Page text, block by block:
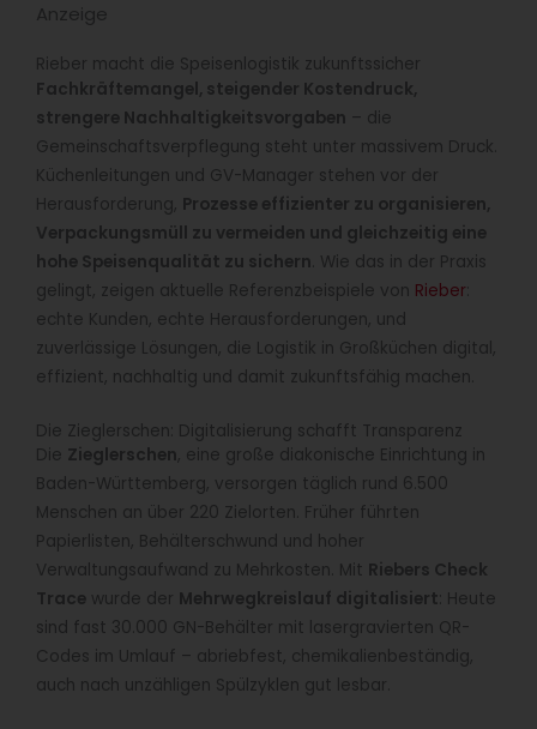
Anzeige
Rieber macht die Speisenlogistik zukunftssicher
Fachkräftemangel, steigender Kostendruck,
strengere Nachhaltigkeitsvorgaben – die
Gemeinschaftsverpflegung steht unter massivem Druck.
Küchenleitungen und GV-Manager stehen vor der
Herausforderung, Prozesse effizienter zu organisieren,
Verpackungsmüll zu vermeiden und gleichzeitig eine
hohe Speisenqualität zu sichern . Wie das in der Praxis
gelingt, zeigen aktuelle Referenzbeispiele von Rieber
echte Kunden, echte Herausforderungen, und
zuverlässige Lösungen, die Logistik in Großküchen digital,
effizient, nachhaltig und damit zukunftsfähig machen.
Die Zieglerschen: Digitalisierung schafft Transparenz
Die Zieglerschen, eine große diakonische Einrichtung in
Baden-Württemberg, versorgen täglich rund 6.500
Menschen an über 220 Zielorten. Früher führten
Papierlisten, Behälterschwund und hoher
Verwaltungsaufwand zu Mehrkosten. Mit Riebers Check
Trace wurde der Mehrwegkreislauf digitalisiert : Heute
sind fast 30.000 GN-Behälter mit lasergravierten QR-
Codes im Umlauf – abriebfest, chemikalienbeständig,
auch nach unzähligen Spülzyklen gut lesbar.